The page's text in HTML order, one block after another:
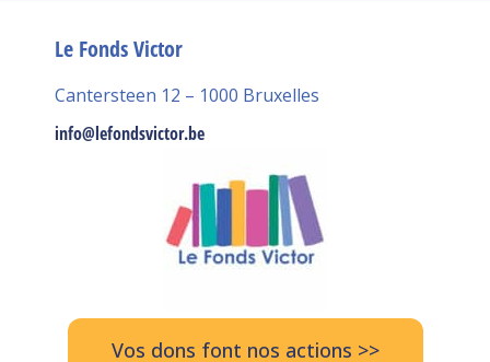
Le Fonds Victor
Cantersteen 12 – 1000 Bruxelles
info@lefondsvictor.be
Vos dons font nos actions >>